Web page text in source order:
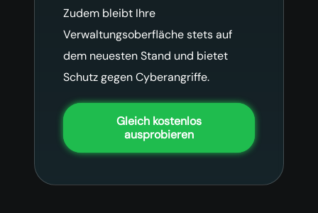
Zudem bleibt Ihre
Verwaltungsoberfläche stets auf
dem neuesten Stand und bietet
Schutz gegen Cyberangriffe.
Gleich kostenlos
ausprobieren